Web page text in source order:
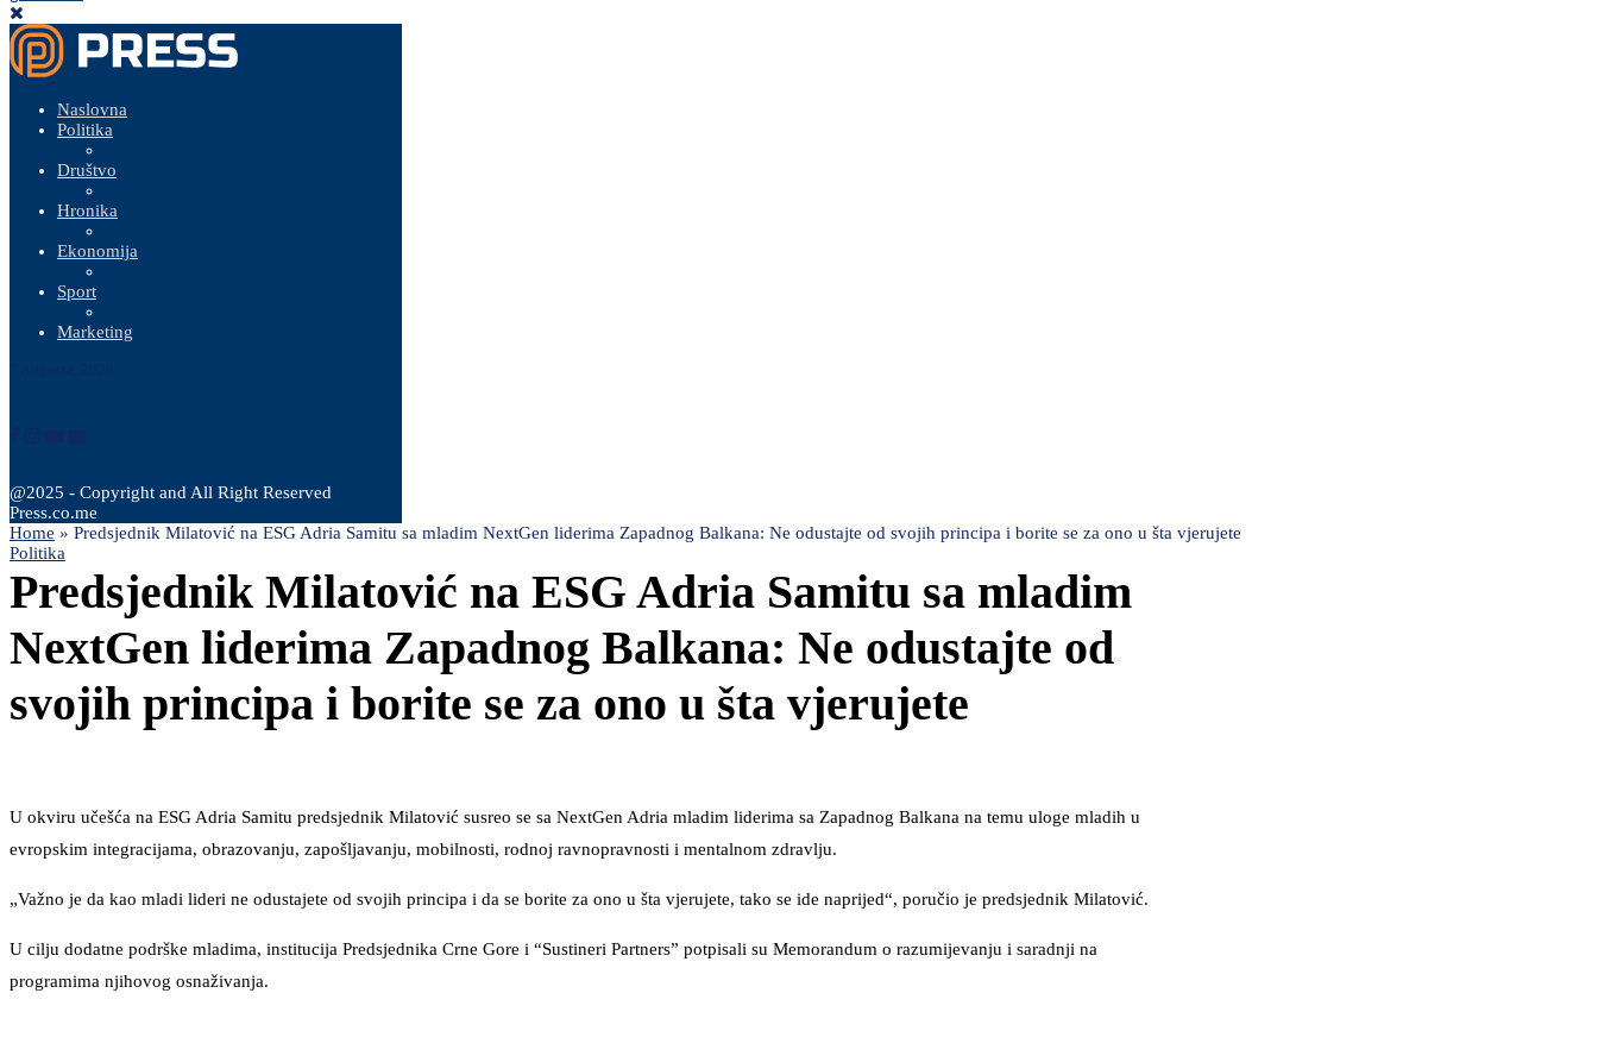
Naslovna
Politika
Društvo
Hronika
Ekonomija
Sport
Marketing
@2025 - Copyright and All Right Reserved
Press.co.me
Home » Predsjednik Milatović na ESG Adria Samitu sa mladim NextGen liderima Zapadnog Balkana: Ne odustajte od svojih principa i borite se za ono u šta vjerujete
Politika
Predsjednik Milatović na ESG Adria Samitu sa mladim
NextGen liderima Zapadnog Balkana: Ne odustajte od
svojih principa i borite se za ono u šta vjerujete
U okviru učešća na ESG Adria Samitu predsjednik Milatović susreo se sa NextGen Adria mladim liderima sa Zapadnog Balkana na temu uloge mladih u
evropskim integracijama, obrazovanju, zapošljavanju, mobilnosti, rodnoj ravnopravnosti i mentalnom zdravlju.
„Važno je da kao mladi lideri ne odustajete od svojih principa i da se borite za ono u šta vjerujete, tako se ide naprijed“, poručio je predsjednik Milatović.
U cilju dodatne podrške mladima, institucija Predsjednika Crne Gore i “Sustineri Partners” potpisali su Memorandum o razumijevanju i saradnji na
programima njihovog osnaživanja.